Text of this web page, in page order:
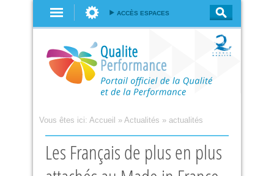
ACCÈS ESPACES
Vous êtes ici: Accueil » Actualités » actualités
Les Français de plus en plus